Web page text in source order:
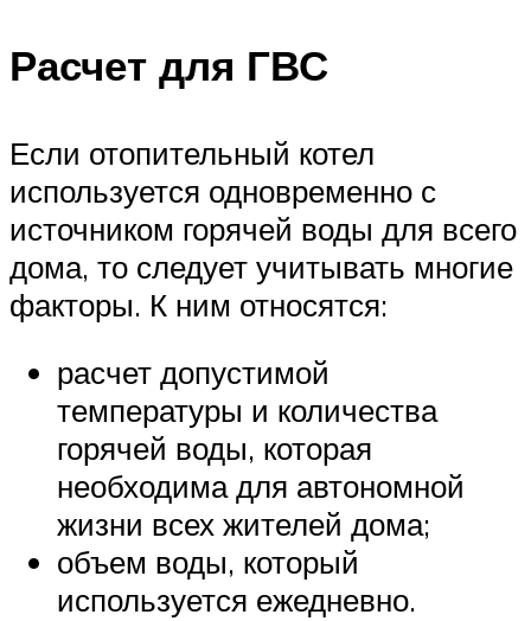
Расчет для ГВС
Если отопительный котел
используется одновременно с
источником горячей воды для всего
дома, то следует учитывать многие
факторы. К ним относятся:
расчет допустимой
температуры и количества
горячей воды, которая
необходима для автономной
жизни всех жителей дома;
объем воды, который
используется ежедневно.